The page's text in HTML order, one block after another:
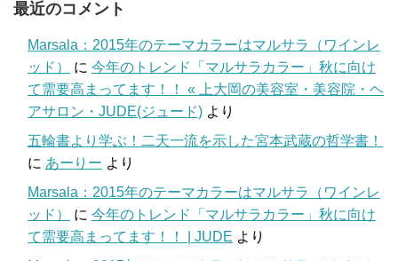
最近のコメント
Marsala：2015年のテーマカラーはマルサラ（ワインレ
ッド）
に 今年のトレンド「マルサラカラー」秋に向け
て需要高まってます！！ « 上大岡の美容室・美容院・ヘ
アサロン・JUDE(ジュード) より
五輪書より学ぶ！二天一流を示した宮本武蔵の哲学書！
に あーりー より
Marsala：2015年のテーマカラーはマルサラ（ワインレ
ッド）
に 今年のトレンド「マルサラカラー」秋に向け
て需要高まってます！！ | JUDE より